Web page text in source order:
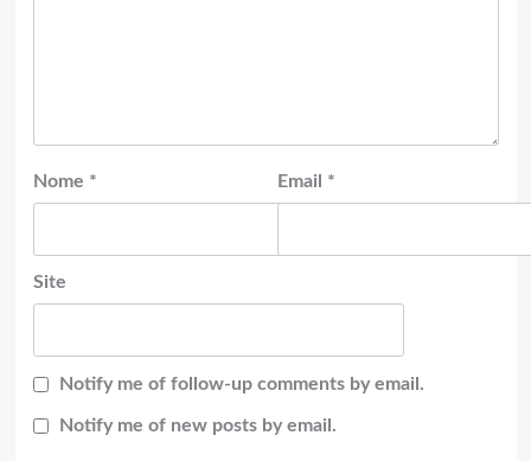
Nome * Email *
Site
Notify me of follow-up comments by email.
Notify me of new posts by email.